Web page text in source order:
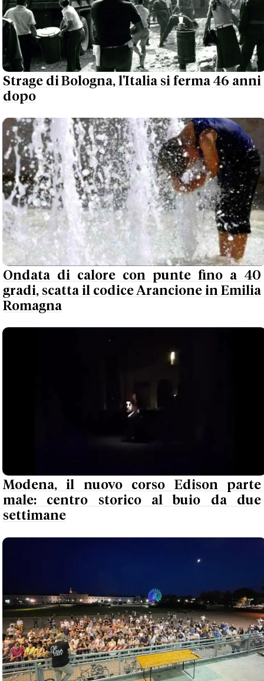
Strage di Bologna, l'Italia si ferma 46 anni
dopo
Ondata di calore con punte fino a 40
gradi, scatta il codice Arancione in Emilia
Romagna
Modena, il nuovo corso Edison parte
male: centro storico al buio da due
settimane